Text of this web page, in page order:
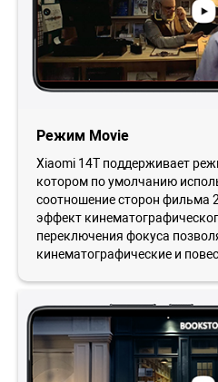
Режим Movie
Xiaomi 14T поддерживает
котором по умолчанию
соотношение сторон фильма
эффект
переключения фокуса
кинематографические и